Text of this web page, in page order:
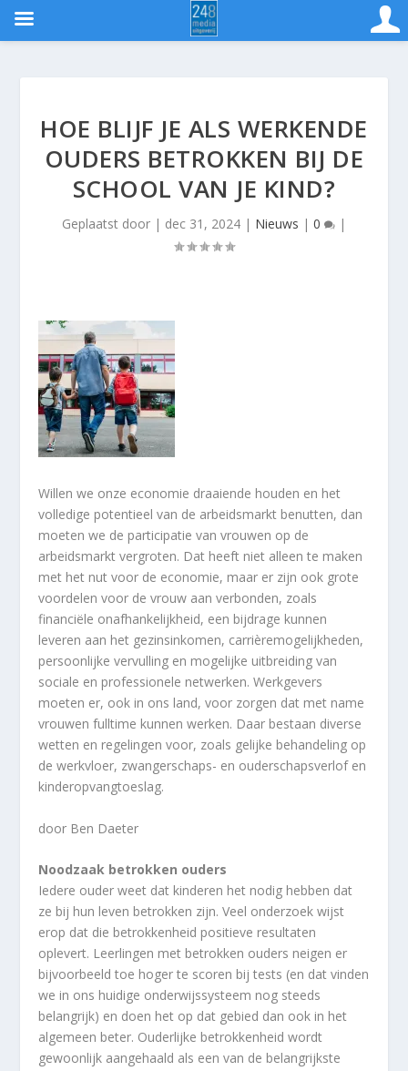
HOE BLIJF JE ALS WERKENDE
OUDERS BETROKKEN BIJ DE
SCHOOL VAN JE KIND?
Geplaatst door | dec 31, 2024 | Nieuws | 0 |
Willen we onze economie draaiende houden en het
volledige potentieel van de arbeidsmarkt benutten, dan
moeten we de participatie van vrouwen op de
arbeidsmarkt vergroten. Dat heeft niet alleen te maken
met het nut voor de economie, maar er zijn ook grote
voordelen voor de vrouw aan verbonden, zoals
financiële onafhankelijkheid, een bijdrage kunnen
leveren aan het gezinsinkomen, carrièremogelijkheden,
persoonlijke vervulling en mogelijke uitbreiding van
sociale en professionele netwerken. Werkgevers
moeten er, ook in ons land, voor zorgen dat met name
vrouwen fulltime kunnen werken. Daar bestaan diverse
wetten en regelingen voor, zoals gelijke behandeling op
de werkvloer, zwangerschaps- en ouderschapsverlof en
kinderopvangtoeslag.
door Ben Daeter
Noodzaak betrokken ouders
Iedere ouder weet dat kinderen het nodig hebben dat
ze bij hun leven betrokken zijn. Veel onderzoek wijst
erop dat die betrokkenheid positieve resultaten
oplevert. Leerlingen met betrokken ouders neigen er
bijvoorbeeld toe hoger te scoren bij tests (en dat vinden
we in ons huidige onderwijssysteem nog steeds
belangrijk) en doen het op dat gebied dan ook in het
algemeen beter. Ouderlijke betrokkenheid wordt
gewoonlijk aangehaald als een van de belangrijkste